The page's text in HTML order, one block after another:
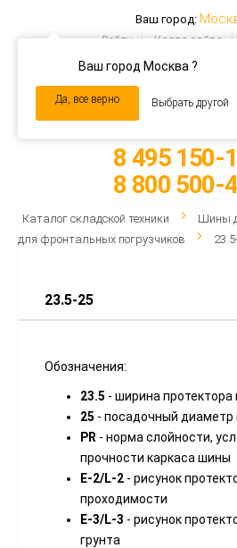
Ваш город:
Ваш город Москва ?
Да, все верно Выбрать другой
Войти Карта сайта
navigation
8 495 150-
8 800 500-
Каталог складской техники Шины
для фронтальных погрузчиков
23.5-25
Обозначения:
23.5 - ширина
25 - посадочный
PR - норма слойности,
прочности каркаса шины
E-2/L-2 - рисунок
проходимости
E-3/L-3 - рисунок
грунта